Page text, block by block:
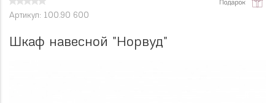
Артикул: 100.90 600
Шкаф навесной "Норвуд"